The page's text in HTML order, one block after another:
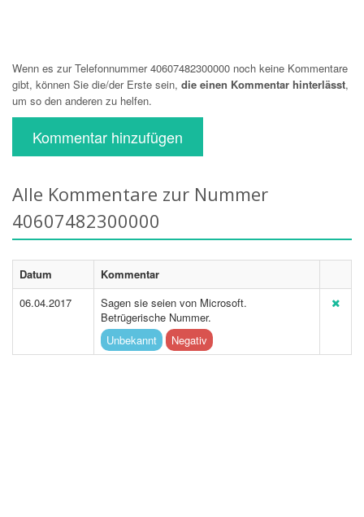
Wenn es zur Telefonnummer 40607482300000 noch keine Kommentare
gibt, können Sie die/der Erste sein, die einen Kommentar hinterlässt,
um so den anderen zu helfen.
Kommentar hinzufügen
Alle Kommentare zur Nummer
40607482300000
Datum
Kommentar
06.04.2017
Sagen sie seien von Microsoft.
Betrügerische Nummer.
Unbekannt
Negativ